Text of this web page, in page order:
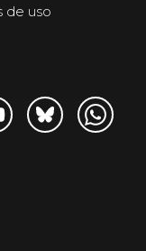
de uso